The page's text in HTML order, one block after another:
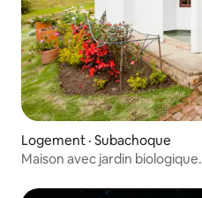
Logement · Subachoque
Maison avec jardin biologique.